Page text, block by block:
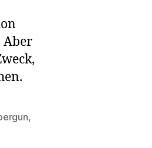
Aber
,